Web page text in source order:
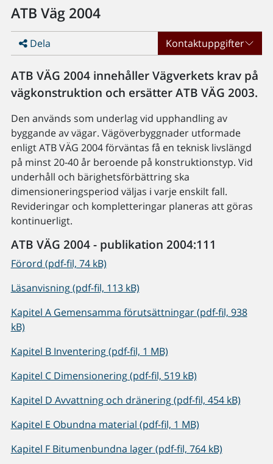
ATB Väg 2004
Dela Kontaktuppgifter
ATB VÄG 2004 innehåller Vägverkets krav på
vägkonstruktion och ersätter ATB VÄG 2003.
Den används som underlag vid upphandling av
byggande av vägar. Vägöverbyggnader utformade
enligt ATB VÄG 2004 förväntas få en teknisk livslängd
på minst 20-40 år beroende på konstruktionstyp. Vid
underhåll och bärighetsförbättring ska
dimensioneringsperiod väljas i varje enskilt fall.
Revideringar och kompletteringar planeras att göras
kontinuerligt.
ATB VÄG 2004 - publikation 2004:111
Förord (pdf-fil, 74 kB)
Läsanvisning (pdf-fil, 113 kB)
Kapitel A Gemensamma förutsättningar (pdf-fil, 938
kB)
Kapitel B Inventering (pdf-fil, 1 MB)
Kapitel C Dimensionering (pdf-fil, 519 kB)
Kapitel D Avvattning och dränering (pdf-fil, 454 kB)
Kapitel E Obundna material (pdf-fil, 1 MB)
Kapitel F Bitumenbundna lager (pdf-fil, 764 kB)